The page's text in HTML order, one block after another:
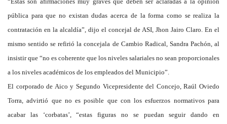
pública para que no existan dudas acerca de la forma como se realiza la
contratación en la alcaldía”, dijo el concejal de ASI, Jhon Jairo Claro. En el
mismo sentido se refirió la concejala de Cambio Radical, Sandra Pachón, al
insistir que “no es coherente que los niveles salariales no sean proporcionales
a los niveles académicos de los empleados del Municipio”.
El corporado de Aico y Segundo Vicepresidente del Concejo, Raúl Oviedo
Torra, advirtió que no es posible que con los esfuerzos normativos para
acabar las ‘corbatas’, “estas figuras no se puedan seguir dando en